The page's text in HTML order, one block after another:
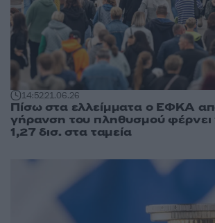
14:5221.06.26
Πίσω στα ελλείμματα ο ΕΦΚΑ
γήρανση του πληθυσμού φέρνει
1,27 δισ. στα ταμεία